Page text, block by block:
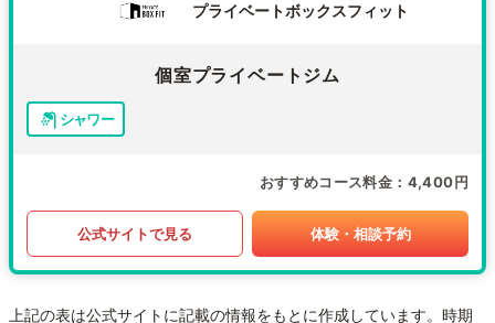
プライベートボックスフィット
個室プライベートジム
シャワー
おすすめコース料金 4,400円
公式サイトで見る 体験・相談予約
上記の表は公式サイトに記載の情報をもとに作成しています。時期